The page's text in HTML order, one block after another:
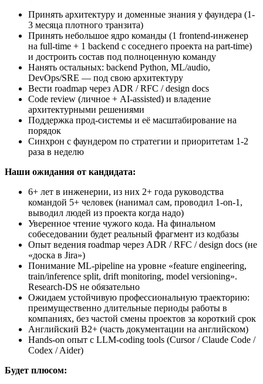
Принять архитектуру и доменные знания у фаундера (1-
3 месяца плотного транзита)
Принять небольшое ядро команды (1 frontend-инженер
на full-time + 1 backend с соседнего проекта на part-time)
и достроить состав под полноценную команду
Нанять остальных: backend Python, ML/audio,
DevOps/SRE — под свою архитектуру
Вести roadmap через ADR / RFC / design docs
Code review (личное + AI-assisted) и владение
архитектурными решениями
Поддержка прод-системы и её масштабирование на
порядок
Синхрон с фаундером по стратегии и приоритетам 1-2
раза в неделю
Наши ожидания от кандидата:
6+ лет в инженерии, из них 2+ года руководства
командой 5+ человек (нанимал сам, проводил 1-on-1,
выводил людей из проекта когда надо)
Уверенное чтение чужого кода. На финальном
собеседовании будет реальный фрагмент из кодбазы
Опыт ведения roadmap через ADR / RFC / design docs (не
«доска в Jira»)
Понимание ML-pipeline на уровне «feature engineering,
train/inference split, drift monitoring, model versioning».
Research-DS не обязательно
Ожидаем устойчивую профессиональную траекторию:
преимущественно длительные периоды работы в
компаниях, без частой смены проектов за короткий срок
Английский B2+ (часть документации на английском)
Hands-on опыт с LLM-coding tools (Cursor / Claude Code /
Codex / Aider)
Будет плюсом: